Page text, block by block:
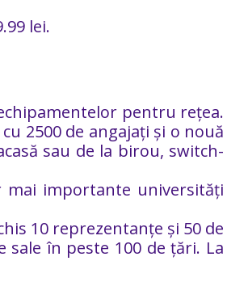
lei.
pentru rețea.
2500 de angajați și o nouă
sau de la birou, switch-
mai importante universități
10 reprezentanțe și 50 de
în peste 100 de țări. La